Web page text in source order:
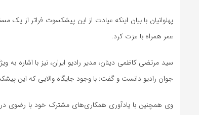
پهلوانیان با بیان اینکه عیادت از این پیشکسوت فراتر از
عمر همراه با عزت کرد.
سید مرتضی کاظمی دینان، مدیر رادیو ایران، نیز با اشاره
جوان رادیو دانست و گفت: با وجود جایگاه والایی که این
وی همچنین با یادآوری همکاری‌های مشترک خود با رضوی در